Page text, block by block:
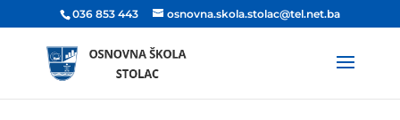
036 853 443 osnovna.skola.stolac@tel.net.ba